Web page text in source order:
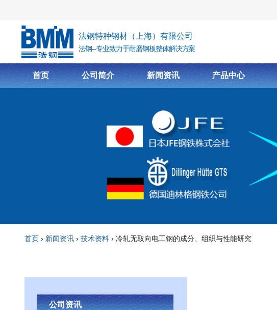
法钢特种钢材（上海）有限公司
法钢--专业致力于耐磨钢板整体解决方案
首页 公司简介 新闻资讯 产品中心
首页 › 新闻资讯 › 技术资料 › 冷轧无取向电工钢的成分、组织与性能研究
公司资讯